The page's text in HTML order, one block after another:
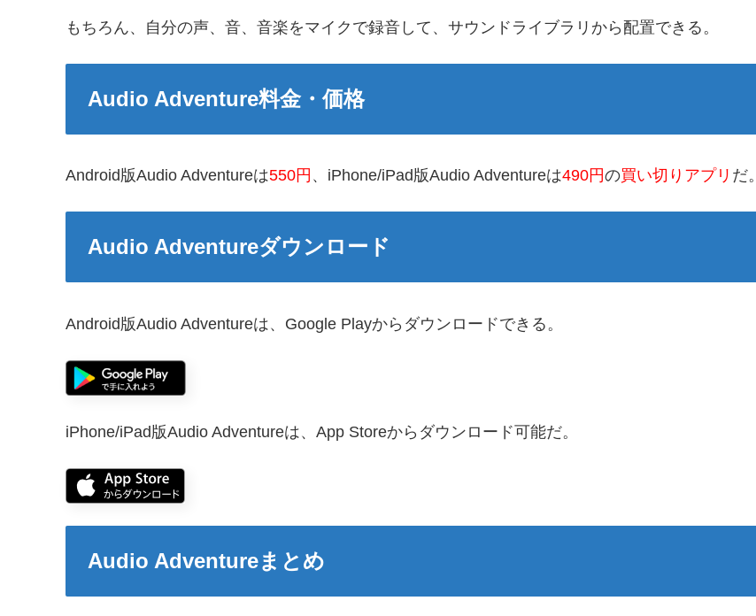
もちろん、自分の声、音、音楽をマイクで録音して、サウンドライブラリから配置できる。
Audio Adventure料金・価格
Android版Audio Adventureは550円 、iPhone/iPad版Audio Adventureは490円の買い切りアプリ だ。
Audio Adventureダウンロード
Android版Audio Adventureは、Google Playからダウンロードできる。
iPhone/iPad版Audio Adventureは、App Storeからダウンロード可能だ。
Audio Adventureまとめ